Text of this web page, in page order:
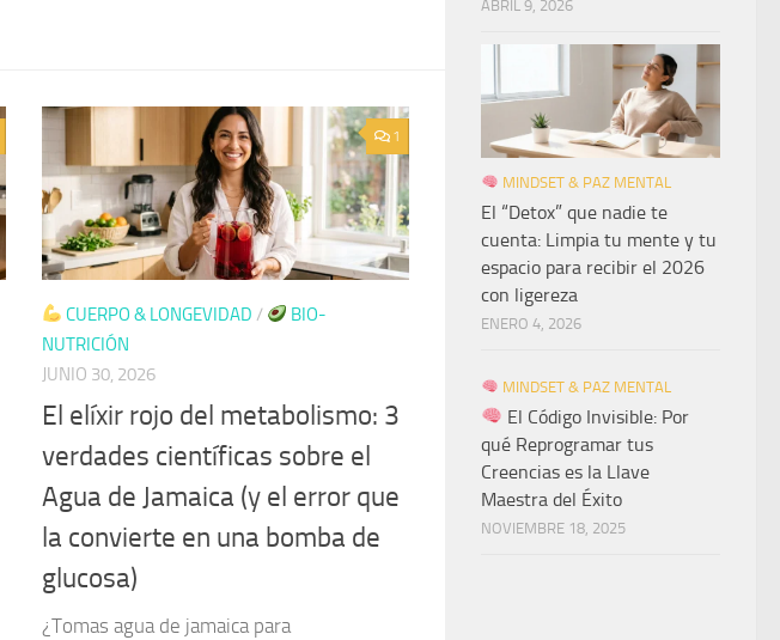
1
CUERPO & LONGEVIDAD /
BIO-
NUTRICIÓN
JUNIO 30, 2026
El elíxir rojo del metabolismo: 3
verdades científicas sobre el
Agua de Jamaica (y el error que
la convierte en una bomba de
glucosa)
¿Tomas agua de jamaica para
ABRIL 9, 2026
MINDSET & PAZ MENTAL
El “Detox” que nadie te
cuenta: Limpia tu mente y tu
espacio para recibir el 2026
con ligereza
ENERO 4, 2026
MINDSET & PAZ MENTAL
El Código Invisible: Por
qué Reprogramar tus
Creencias es la Llave
Maestra del Éxito
NOVIEMBRE 18, 2025